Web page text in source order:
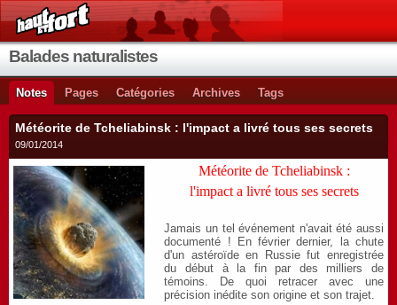
Balades naturalistes
Notes Pages Catégories Archives Tags
Météorite de Tcheliabinsk : l'impact a livré tous ses secrets
09/01/2014
Météorite de Tcheliabinsk :
l'impact a livré tous ses secrets
Jamais un tel événement n'avait été aussi
documenté ! En février dernier, la chute
d'un astéroïde en Russie fut enregistrée
du début à la fin par des milliers de
témoins. De quoi retracer avec une
précision inédite son origine et son trajet.